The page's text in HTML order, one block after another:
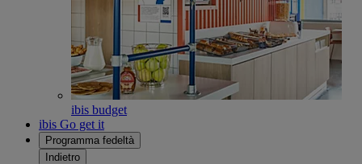
ibis budget
ibis Go get it
Programma fedeltà
Indietro